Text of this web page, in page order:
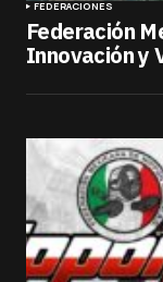
FEDERACIONES
Federación
Innovación y